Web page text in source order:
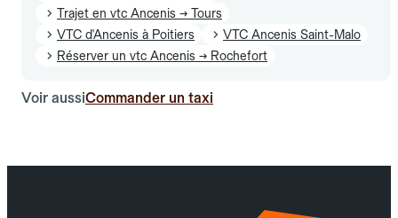
Trajet en vtc Ancenis → Tours
VTC d'Ancenis à Poitiers
VTC Ancenis Saint-Malo
Réserver un vtc Ancenis → Rochefort
Voir aussiCommander un taxi